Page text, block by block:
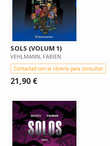
SOLS (VOLUM 1)
VEHLMANN, FABIEN
Contactad con la librería para consultar
21,90 €